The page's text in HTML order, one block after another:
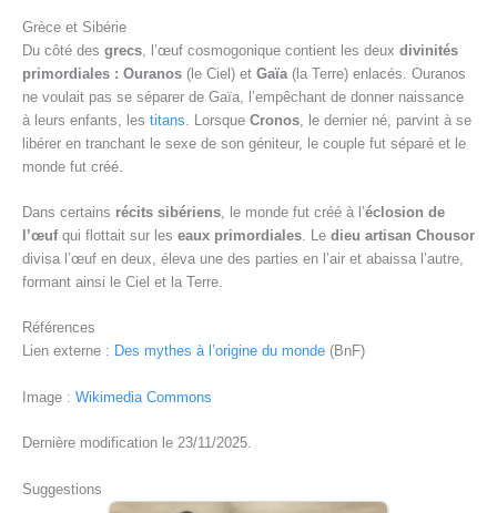
Grèce et Sibérie
Du côté des grecs , l’œuf cosmogonique contient les deux divinités
primordiales : Ouranos (le Ciel) et Gaïa (la Terre) enlacés. Ouranos
ne voulait pas se séparer de Gaïa, l’empêchant de donner naissance
à leurs enfants, les titans . Lorsque Cronos , le dernier né, parvint à se
libérer en tranchant le sexe de son géniteur, le couple fut séparé et le
monde fut créé.
Dans certains récits sibériens , le monde fut créé à l’éclosion de
l’œufqui flottait sur les eaux primordiales . Le dieu artisan Chousor
divisa l’œuf en deux, éleva une des parties en l’air et abaissa l’autre,
formant ainsi le Ciel et la Terre.
Références
Lien externe : Des mythes à l’origine du monde (BnF)
Image : Wikimedia Commons
Dernière modification le 23/11/2025.
Suggestions